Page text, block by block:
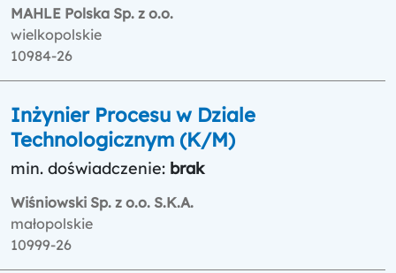
MAHLE Polska Sp. z o.o.
wielkopolskie
10984-26
Inżynier Procesu w Dziale
Technologicznym (K/M)
min. doświadczenie: brak
Wiśniowski Sp. z o.o. S.K.A.
małopolskie
10999-26